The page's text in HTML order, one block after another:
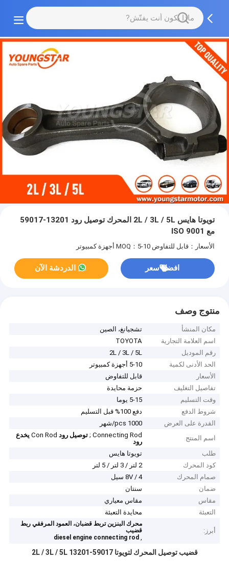
تويوتا هايس 2L / 3L / 5L المحرك توصيل رود 13201-59017
مع ISO 9001
الأسعار：قابل للتفاوض MOQ：5-10 أجهزة كمبيوتر
افضل سعر الدردشة الآن
منتوج وصف
مكان المنشأ
تشجيانغ، الصين
اسم العلامة التجارية
TOYOTA
رقم الموديل
2L / 3L / 5L
الحد الأدنى لكمية
5-10 أجهزة كمبيوتر
الأسعار
قابل للتفاوض
تفاصيل التغليف
حزمة محايدة
وقت التسليم
5-15 يوما
شروط الدفع
دفع 100% قبل التسليم
القدرة على العرض
1000 pcs/شهر
اسم المنتج
Connecting Rod ; توصيل رود Con Rod يخدع
رود
طلب
تويوتا هايس
كود المحرك
2 لتر / 3 لتر / 5 لتر
صمام المحرك
8V / 4 سيل
ضمان
سنتان
مقاس
مقاس معياري
التعبئة
محايدة التعبئة
أبرز:
محرك البنزين تربط قضبان، العمود المرفقي ربط
قضيب
,
diesel engine connecting rod
قضيب توصيل المحرك لتويوتا 2L / 3L / 5L 13201-59017